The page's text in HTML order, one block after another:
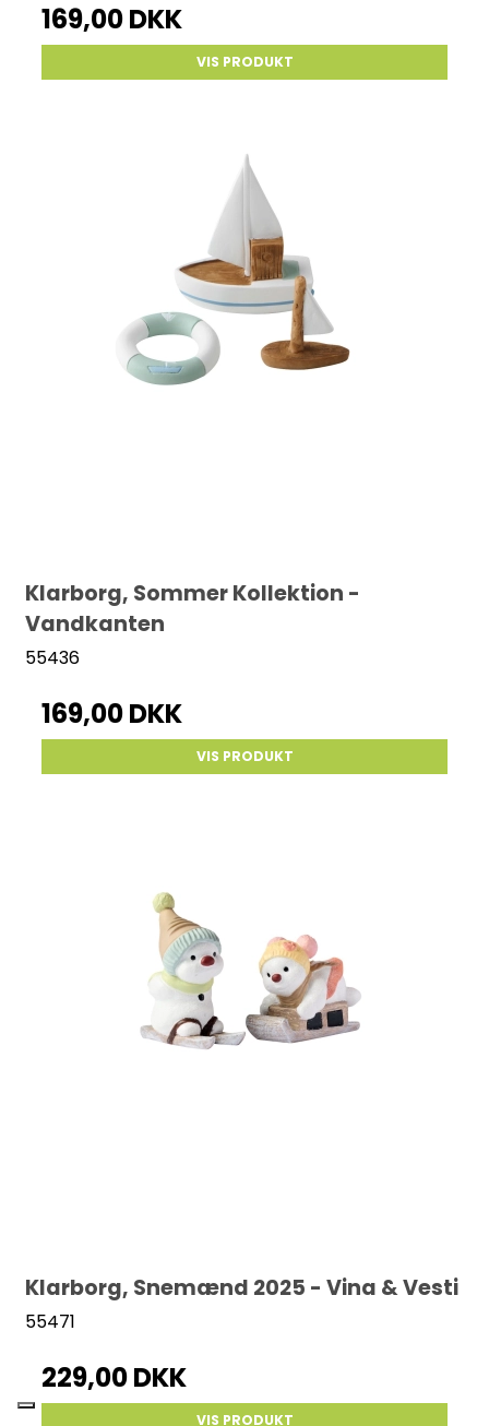
169,00 DKK
VIS PRODUKT
Klarborg, Sommer Kollektion -
Vandkanten
55436
169,00 DKK
VIS PRODUKT
Klarborg, Snemænd 2025 - Vina & Vesti
55471
229,00 DKK
VIS PRODUKT